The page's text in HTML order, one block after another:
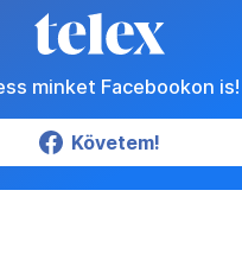
minket Facebookon is!
Követem!